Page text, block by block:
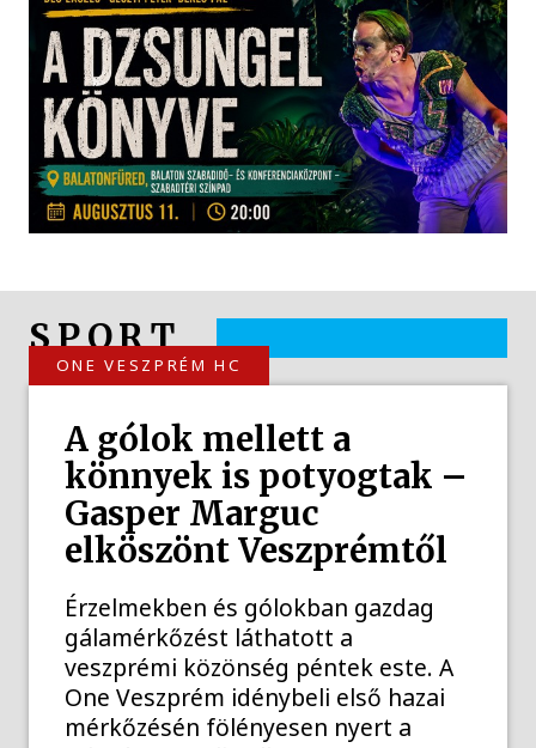
SPORT
ONE VESZPRÉM HC
A gólok mellett a
könnyek is potyogtak –
Gasper Marguc
elköszönt Veszprémtől
Érzelmekben és gólokban gazdag
gálamérkőzést láthatott a
veszprémi közönség péntek este. A
One Veszprém idénybeli első hazai
mérkőzésén fölényesen nyert a